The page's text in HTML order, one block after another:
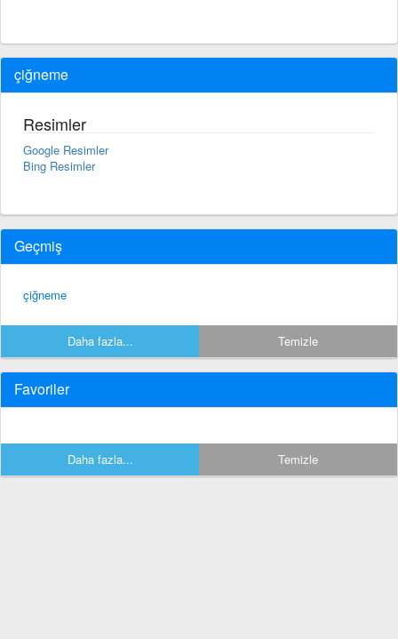
çiğneme
Resimler
Google Resimler
Bing Resimler
Geçmiş
çiğneme
Daha fazla... Temizle
Favoriler
Daha fazla... Temizle